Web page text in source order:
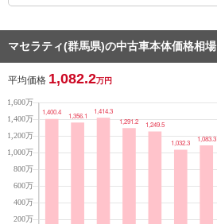
マセラティ(群馬県)の中古車本体価格相場
平均価格 1,082.2万円